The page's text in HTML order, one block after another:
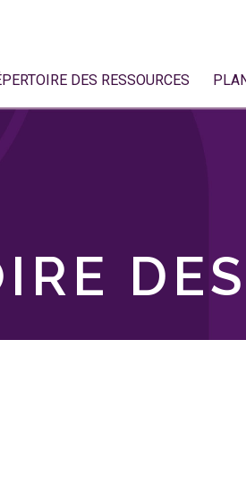
DES RESSOURCES